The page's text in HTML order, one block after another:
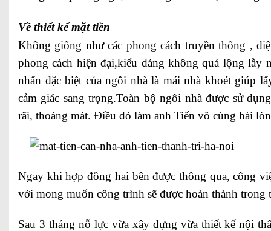
Về thiết kế mặt tiền
Không giống như các phong cách truyền thống ,
phong cách hiện đại,kiểu dáng không quá lộng lẫy
nhấn đặc biệt của ngôi nhà là mái nhà khoét giúp
cảm giác sang trọng.Toàn bộ ngôi nhà được sử
rãi, thoáng mát. Điều đó làm anh Tiến vô cùng hài
Ngay khi hợp đồng hai bên được thông qua, công
với mong muốn công trình sẽ được hoàn thành trong
Sau 3 tháng nỗ lực vừa xây dựng vừa thiết kế nội